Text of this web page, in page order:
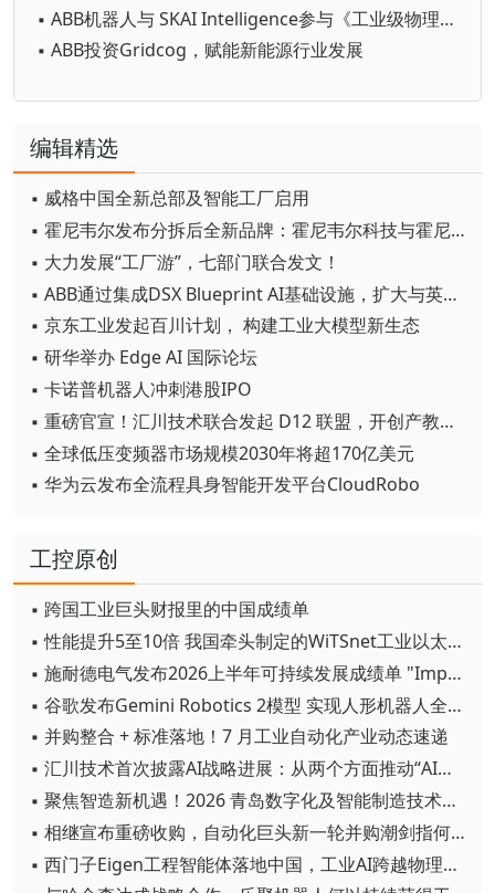
▪ ABB机器人与 SKAI Intelligence参与《工业级物理AI赋能高精密制造》白皮书中文版发布仪式
▪ ABB投资Gridcog，赋能新能源行业发展
编辑精选
▪ 威格中国全新总部及智能工厂启用
▪ 霍尼韦尔发布分拆后全新品牌：霍尼韦尔科技与霍尼韦尔航空航天
▪ 大力发展“工厂游”，七部门联合发文！
▪ ABB通过集成DSX Blueprint AI基础设施，扩大与英伟达的合作
▪ 京东工业发起百川计划， 构建工业大模型新生态
▪ 研华举办 Edge AI 国际论坛
▪ 卡诺普机器人冲刺港股IPO
▪ 重磅官宣！汇川技术联合发起 D12 联盟，开创产教融合新范式
▪ 全球低压变频器市场规模2030年将超170亿美元
▪ 华为云发布全流程具身智能开发平台CloudRobo
工控原创
▪ 跨国工业巨头财报里的中国成绩单
▪ 性能提升5至10倍 我国牵头制定的WiTSnet工业以太网国际标准正式发布
▪ 施耐德电气发布2026上半年可持续发展成绩单 "Impact 2030"路线图开局稳健
▪ 谷歌发布Gemini Robotics 2模型 实现人形机器人全身智能控制突破
▪ 并购整合 + 标准落地！7 月工业自动化产业动态速递
▪ 汇川技术首次披露AI战略进展：从两个方面推动“AI业务化”落地
▪ 聚焦智造新机遇！2026 青岛数字化及智能制造技术论坛圆满落幕
▪ 相继宣布重磅收购，自动化巨头新一轮并购潮剑指何方？
▪ 西门子Eigen工程智能体落地中国，工业AI跨越物理世界“确定性”拐点